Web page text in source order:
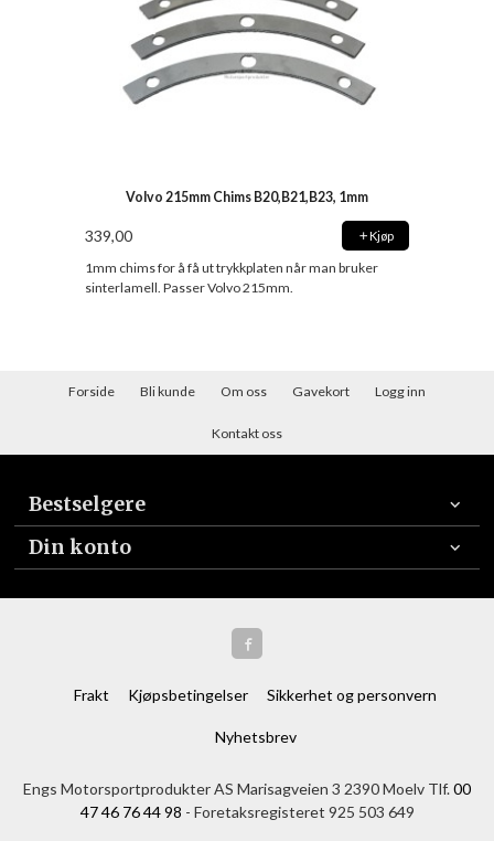
Volvo 215mm Chims B20,B21,B23, 1mm
339,00 Kjøp
1mm chims for å få ut trykkplaten når man bruker
sinterlamell. Passer Volvo 215mm.
Forside Bli kunde Om oss Gavekort Logg inn
Kontakt oss
Bestselgere
Din konto
Frakt Kjøpsbetingelser Sikkerhet og personvern
Nyhetsbrev
Engs Motorsportprodukter AS Marisagveien 3 2390 Moelv Tlf.00
47 46 76 44 98 - Foretaksregisteret 925 503 649